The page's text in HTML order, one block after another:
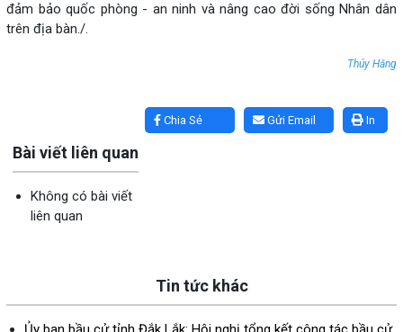
đảm bảo quốc phòng - an ninh và nâng cao đời sống Nhân dân
trên địa bàn./.
Thúy Hằng
In
Gửi Email
Chia Sẻ
Bài viết liên quan
Không có bài viết
liên quan
Tin tức khác